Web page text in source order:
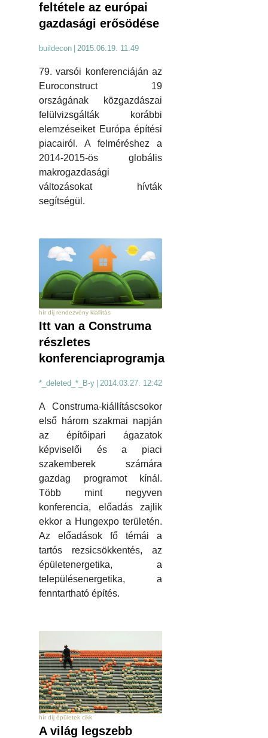
feltétele az európai
gazdasági erősödése
buildecon 2015.06.19. 11:49
79. varsói konferenciáján az
Euroconstruct 19
országának közgazdászai
felülvizsgálták korábbi
elemzéseiket Európa építési
piacairól. A felméréshez a
2014-2015-ös globális
makrogazdasági
változásokat hívták
segítségül.
hír díj rendezvény kiállítás
Itt van a Construma
részletes
konferenciaprogramja
*_deleted_*_B-y 2014.03.27. 12:42
A Construma-kiállításcsokor
első három szakmai napján
az építőipari ágazatok
képviselői és a piaci
szakemberek számára
gazdag programot kínál.
Több mint negyven
konferencia, előadás zajlik
ekkor a Hungexpo területén.
Az előadások fő témái a
tartós rezsicsökkentés, az
épületenergetika, a
településenergetika, a
fenntartható építés.
hír díj épületek cikk
A világ legszebb